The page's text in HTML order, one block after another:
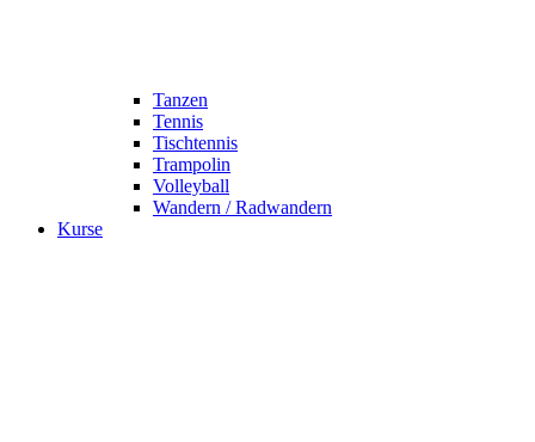
Tanzen
Tennis
Tischtennis
Trampolin
Volleyball
Wandern / Radwandern
Kurse